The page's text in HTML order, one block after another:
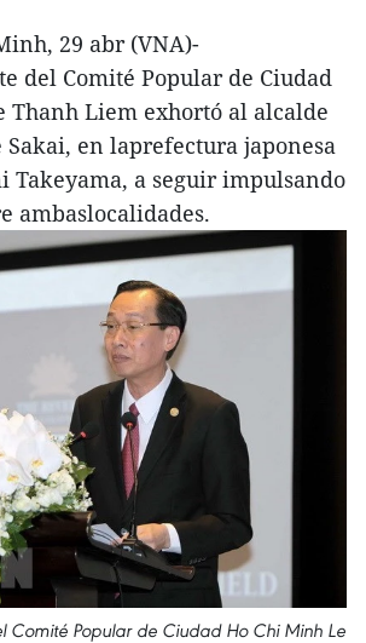
29 abr (VNA)-
del Comité Popular de Ciudad
Thanh Liem exhortó al alcalde
Sakai, en laprefectura japonesa
Takeyama, a seguir impulsando
ambaslocalidades.
Comité Popular de Ciudad Ho Chi Minh Le